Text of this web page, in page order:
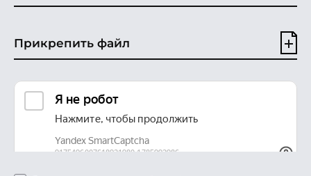
Прикрепить файл